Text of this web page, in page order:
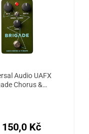
Audio UAFX
Chorus &…
150,0 Kč